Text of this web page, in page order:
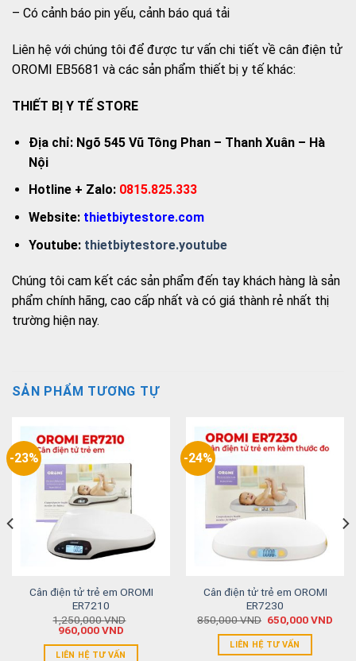
– Có cảnh báo pin yếu, cảnh báo quá tải
Liên hệ với chúng tôi để được tư vấn chi tiết về cân điện tử
OROMI EB5681 và các sản phẩm thiết bị y tế khác:
THIẾT BỊ Y TẾ STORE
Địa chỉ: Ngõ 545 Vũ Tông Phan – Thanh Xuân – Hà
Nội
Hotline + Zalo: 0815.825.333
Website: thietbiytestore.com
Youtube:thietbiytestore.youtube
Chúng tôi cam kết các sản phẩm đến tay khách hàng là sản
phẩm chính hãng, cao cấp nhất và có giá thành rẻ nhất thị
trường hiện nay.
SẢN PHẨM TƯƠNG TỰ
-23%
Cân điện tử trẻ em OROMI
ER7210
1,250,000VND
960,000VND
LIÊN HỆ TƯ VẤN
-24%
Cân điện tử trẻ em OROMI
ER7230
850,000VND 650,000VND
LIÊN HỆ TƯ VẤN